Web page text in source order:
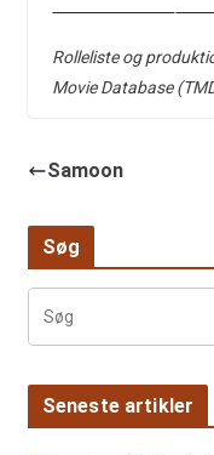
Rolleliste og
Movie Database
Samoon
Søg
Seneste artikler